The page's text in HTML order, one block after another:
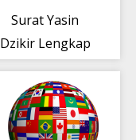
Surat Yasin
Dzikir Lengkap